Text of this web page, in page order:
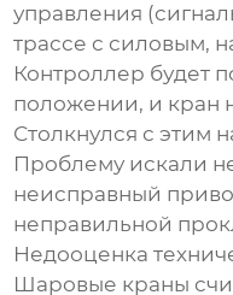
управления
трассе с силовым,
Контроллер будет
положении, и кран
Столкнулся с этим
Проблему искали
неисправный
неправильной
Недооценка
Шаровые краны